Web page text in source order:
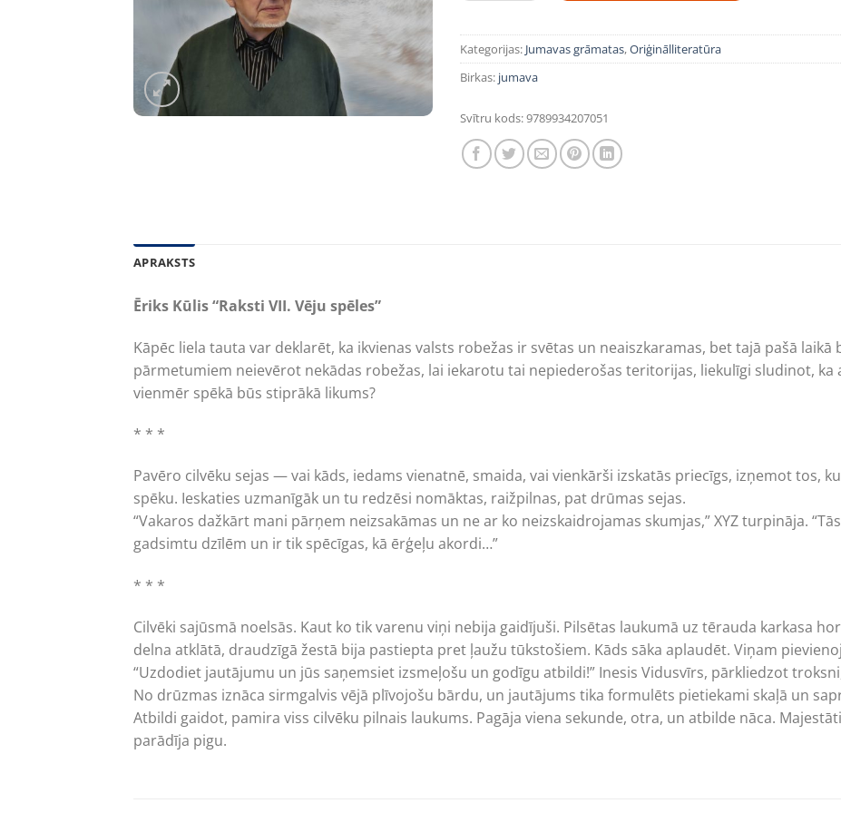
Kategorijas: Jumavas grāmatas,Oriģinālliteratūra
Birkas: jumava
Svītru kods:9789934207051
APRAKSTS
Ēriks Kūlis “Raksti VII. Vēju spēles”
Kāpēc liela tauta var deklarēt, ka ikvienas valsts robežas ir svētas un neaiszkaramas, bet tajā pašā laikā
pārmetumiem neievērot nekādas robežas, lai iekarotu tai nepiederošas teritorijas, liekulīgi sludinot, ka
vienmēr spēkā būs stiprākā likums?
* * *
Pavēro cilvēku sejas — vai kāds, iedams vienatnē, smaida, vai vienkārši izskatās priecīgs, izņemot tos,
spēku. Ieskaties uzmanīgāk un tu redzēsi nomāktas, raižpilnas, pat drūmas sejas.
“Vakaros dažkārt mani pārņem neizsakāmas un ne ar ko neizskaidrojamas skumjas,” XYZ turpināja.
gadsimtu dzīlēm un ir tik spēcīgas, kā ērģeļu akordi…”
* * *
Cilvēki sajūsmā noelsās. Kaut ko tik varenu viņi nebija gaidījuši. Pilsētas laukumā uz tērauda karkasa
delna atklātā, draudzīgā žestā bija pastiepta pret ļaužu tūkstošiem. Kāds sāka aplaudēt. Viņam
“Uzdodiet jautājumu un jūs saņemsiet izsmeļošu un godīgu atbildi!” Inesis Vidusvīrs, pārkliedzot
No drūzmas iznāca sirmgalvis vējā plīvojošu bārdu, un jautājums tika formulēts pietiekami skaļā un
Atbildi gaidot, pamira viss cilvēku pilnais laukums. Pagāja viena sekunde, otra, un atbilde nāca.
parādīja pigu.